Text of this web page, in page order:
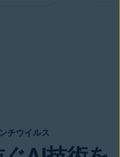
チウイルス